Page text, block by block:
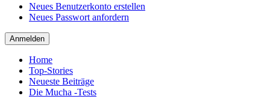
Neues Benutzerkonto erstellen
Neues Passwort anfordern
Home
Top-Stories
Neueste Beiträge
Die Mucha -Tests